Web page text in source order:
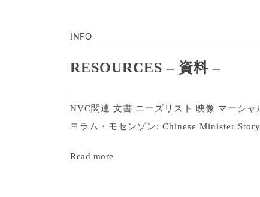
ギ
で
の
NVC
INFO
RESOURCES – 資料 –
NVC関連 文書 ニーズリスト 映像 マーシャ
ヨラム・モセンゾン: Chinese Minister
Read more